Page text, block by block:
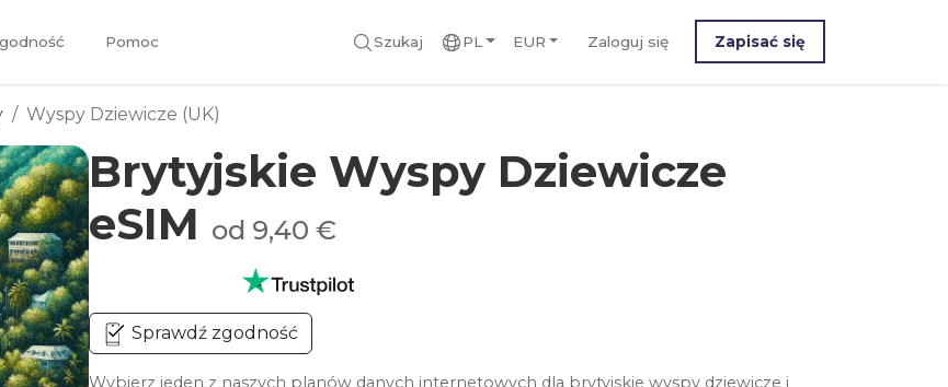
Pomoc Szukaj PL EUR Zaloguj się Zapisać się
Wyspy Dziewicze (UK)
Brytyjskie Wyspy Dziewicze
eSIM od 9,40 €
Sprawdź zgodność
Wybierz jeden z naszych planów danych internetowych dla brytyjskie wyspy dziewicze i